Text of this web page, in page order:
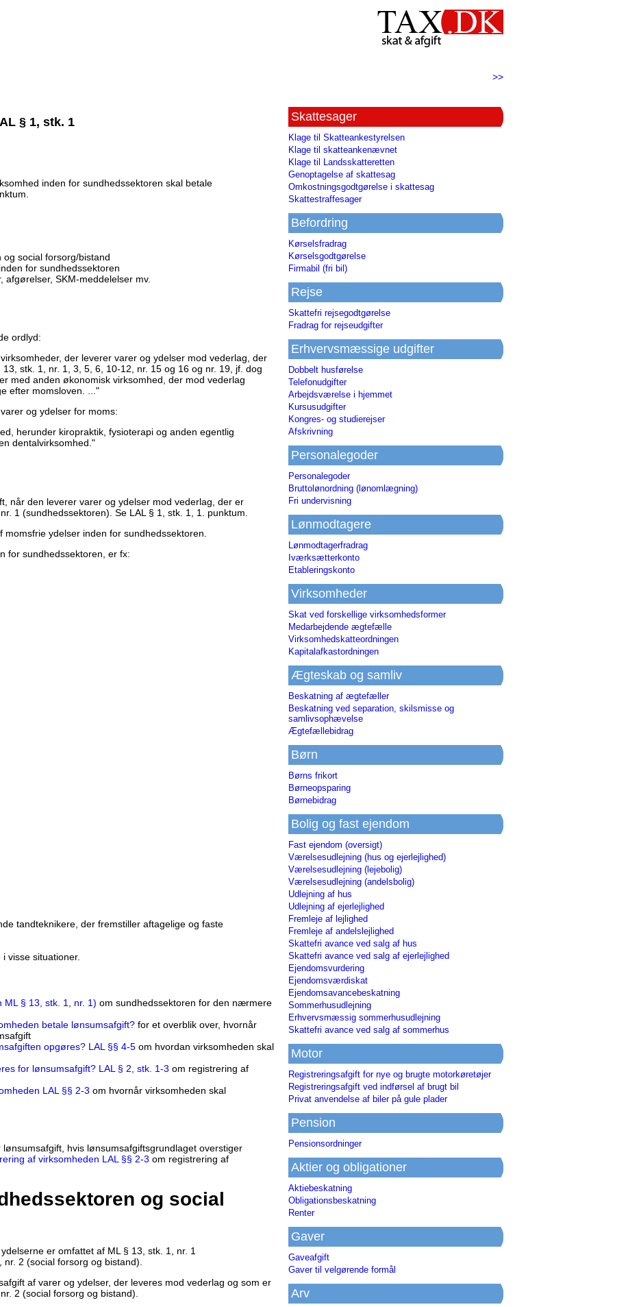
>>
§ 1, stk. 1
inden for sundhedssektoren skal betale
social forsorg/bistand
for sundhedssektoren
SKM-meddelelser mv.
ordlyd:
der leverer varer og ydelser mod vederlag, der
stk. 1, nr. 1, 3, 5, 6, 10-12, nr. 15 og 16 og nr. 19, jf. dog
med anden økonomisk virksomhed, der mod vederlag
efter momsloven. ..."
og ydelser for moms:
herunder kiropraktik, fysioterapi og anden egentlig
dentalvirksomhed."
når den leverer varer og ydelser mod vederlag, der er
1 (sundhedssektoren). Se LAL § 1, stk. 1, 1. punktum.
ydelser inden for sundhedssektoren.
for sundhedssektoren, er fx:
tandteknikere, der fremstiller aftagelige og faste
visse situationer.
ML § 13, stk. 1, nr. 1) om sundhedssektoren for den nærmere
betale lønsumsafgift? for et overblik over, hvornår
opgøres? LAL §§ 4-5 om hvordan virksomheden skal
for lønsumsafgift? LAL § 2, stk. 1-3 om registrering af
LAL §§ 2-3 om hvornår virksomheden skal
hvis lønsumsafgiftsgrundlaget overstiger
af virksomheden LAL §§ 2-3 om registrering af
og social
er omfattet af ML § 13, stk. 1, nr. 1
2 (social forsorg og bistand).
af varer og ydelser, der leveres mod vederlag og som er
2 (social forsorg og bistand).
Skattesager
Klage til Skatteankestyrelsen
Klage til skatteankenævnet
Klage til Landsskatteretten
Genoptagelse af skattesag
Omkostningsgodtgørelse i skattesag
Skattestraffesager
Befordring
Kørselsfradrag
Kørselsgodtgørelse
Firmabil (fri bil)
Rejse
Skattefri rejsegodtgørelse
Fradrag for rejseudgifter
Erhvervsmæssige udgifter
Dobbelt husførelse
Telefonudgifter
Arbejdsværelse i hjemmet
Kursusudgifter
Kongres- og studierejser
Afskrivning
Personalegoder
Personalegoder
Bruttolønordning (lønomlægning)
Fri undervisning
Lønmodtagere
Lønmodtagerfradrag
Iværksætterkonto
Etableringskonto
Virksomheder
Skat ved forskellige virksomhedsformer
Medarbejdende ægtefælle
Virksomhedskatteordningen
Kapitalafkastordningen
Ægteskab og samliv
Beskatning af ægtefæller
Beskatning ved separation, skilsmisse og
samlivsophævelse
Ægtefællebidrag
Børn
Børns frikort
Børneopsparing
Børnebidrag
Bolig og fast ejendom
Fast ejendom (oversigt)
Værelsesudlejning (hus og ejerlejlighed)
Værelsesudlejning (lejebolig)
Værelsesudlejning (andelsbolig)
Udlejning af hus
Udlejning af ejerlejlighed
Fremleje af lejlighed
Fremleje af andelslejlighed
Skattefri avance ved salg af hus
Skattefri avance ved salg af ejerlejlighed
Ejendomsvurdering
Ejendomsværdiskat
Ejendomsavancebeskatning
Sommerhusudlejning
Erhvervsmæssig sommerhusudlejning
Skattefri avance ved salg af sommerhus
Motor
Registreringsafgift for nye og brugte motorkøretøjer
Registreringsafgift ved indførsel af brugt bil
Privat anvendelse af biler på gule plader
Pension
Pensionsordninger
Aktier og obligationer
Aktiebeskatning
Obligationsbeskatning
Renter
Gaver
Gaveafgift
Gaver til velgørende formål
Arv